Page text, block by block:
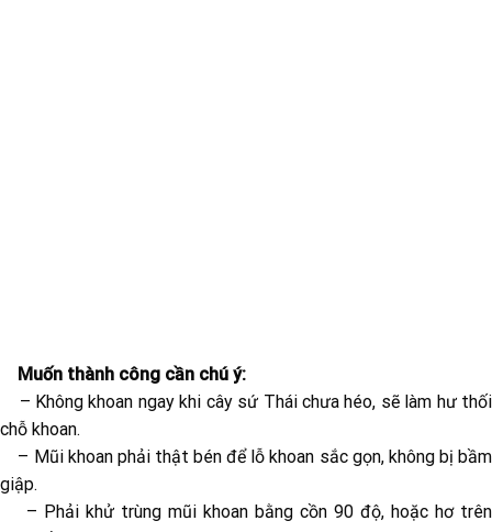
Muốn thành công cần chú ý:
– Không khoan ngay khi cây sứ Thái chưa héo, sẽ làm hư thối
chỗ khoan.
– Mũi khoan phải thật bén để lỗ khoan sắc gọn, không bị bầm
giập.
– Phải khử trùng mũi khoan bằng cồn 90 độ, hoặc hơ trên